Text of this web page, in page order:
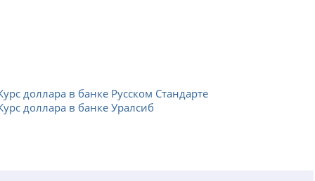
доллара в банке Русском Стандарте
доллара в банке Уралсиб